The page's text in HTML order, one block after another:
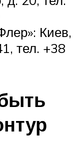
Киев,
тел. +38